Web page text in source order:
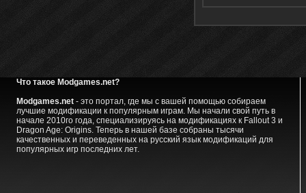
Что такое Modgames.net?
Modgames.net- это портал, где мы с вашей помощью собираем
лучшие модификации к популярным играм. Мы начали свой путь в
начале 2010го года, специализируясь на модификациях к Fallout 3 и
Dragon Age: Origins. Теперь в нашей базе собраны тысячи
качественных и переведенных на русский язык модификаций для
популярных игр последних лет.